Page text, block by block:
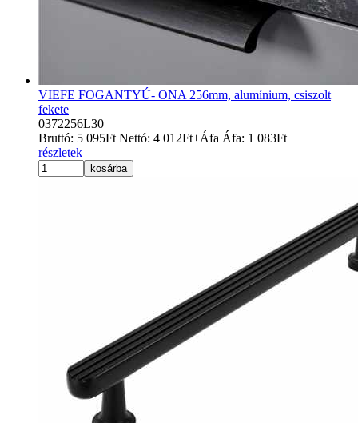
VIEFE FOGANTYÚ- ONA 256mm, alumínium, csiszolt
fekete
0372256L30
Bruttó: 5 095Ft Nettó: 4 012Ft+Áfa Áfa: 1 083Ft
részletek
kosárba